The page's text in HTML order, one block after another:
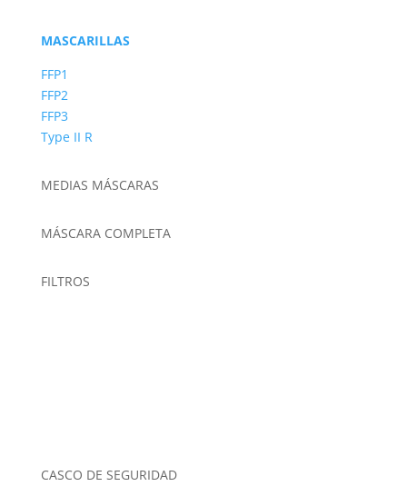
MASCARILLAS
FFP1
FFP2
FFP3
Type II R
MEDIAS MÁSCARAS
MÁSCARA COMPLETA
FILTROS
CASCO DE SEGURIDAD